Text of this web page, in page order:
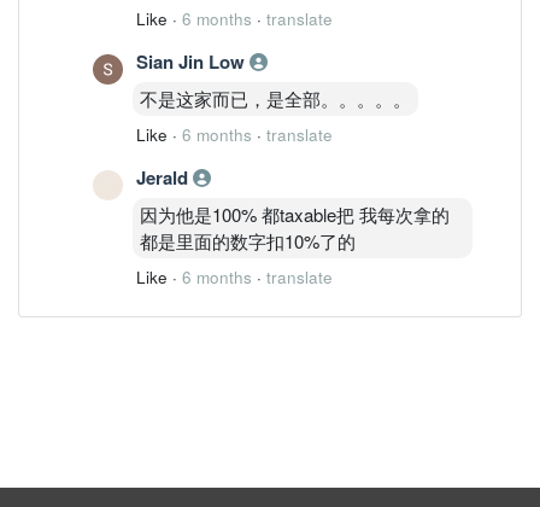
Like · 6 months · translate
Sian Jin Low
不是这家而已，是全部。。。。。
Like · 6 months · translate
Jerald
因为他是100% 都taxable把 我每次拿的
都是里面的数字扣10%了的
Like · 6 months · translate